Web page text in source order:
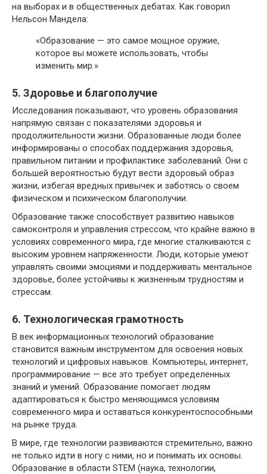
на выборах и в общественных дебатах. Как говорил
Нельсон Мандела:
«Образование — это самое мощное оружие,
которое вы можете использовать, чтобы
изменить мир.»
5. Здоровье и благополучие
Исследования показывают, что уровень образования
напрямую связан с показателями здоровья и
продолжительности жизни. Образованные люди более
информированы о способах поддержания здоровья,
правильном питании и профилактике заболеваний. Они с
большей вероятностью будут вести здоровый образ
жизни, избегая вредных привычек и заботясь о своем
физическом и психическом благополучии.
Образование также способствует развитию навыков
самоконтроля и управления стрессом, что крайне важно в
условиях современного мира, где многие сталкиваются с
высоким уровнем напряженности. Люди, которые умеют
управлять своими эмоциями и поддерживать ментальное
здоровье, более устойчивы к жизненным трудностям и
стрессам.
6. Технологическая грамотность
В век информационных технологий образование
становится важным инструментом для освоения новых
технологий и цифровых навыков. Компьютеры, интернет,
программирование — все это требует определенных
знаний и умений. Образование помогает людям
адаптироваться к быстро меняющимся условиям
современного мира и оставаться конкурентоспособными
на рынке труда.
В мире, где технологии развиваются стремительно, важно
не только идти в ногу с ними, но и понимать их основы.
Образование в области STEM (наука, технологии,